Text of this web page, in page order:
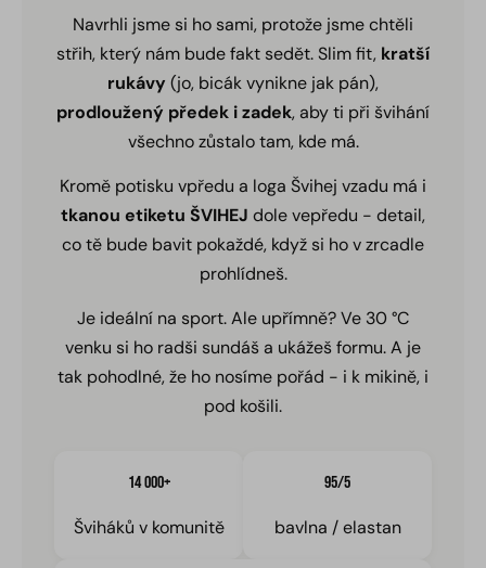
Navrhli jsme si ho sami, protože jsme chtěli
střih, který nám bude fakt sedět. Slim fit, kratší
rukávy (jo, bicák vynikne jak pán),
prodloužený předek i zadek, aby ti při švihání
všechno zůstalo tam, kde má.
Kromě potisku vpředu a loga Švihej vzadu má i
tkanou etiketu ŠVIHEJ dole vepředu - detail,
co tě bude bavit pokaždé, když si ho v zrcadle
prohlídneš.
Je ideální na sport. Ale upřímně? Ve 30 °C
venku si ho radši sundáš a ukážeš formu. A je
tak pohodlné, že ho nosíme pořád - i k mikině, i
pod košili.
14 000+
Šviháků v komunitě
95/5
bavlna / elastan